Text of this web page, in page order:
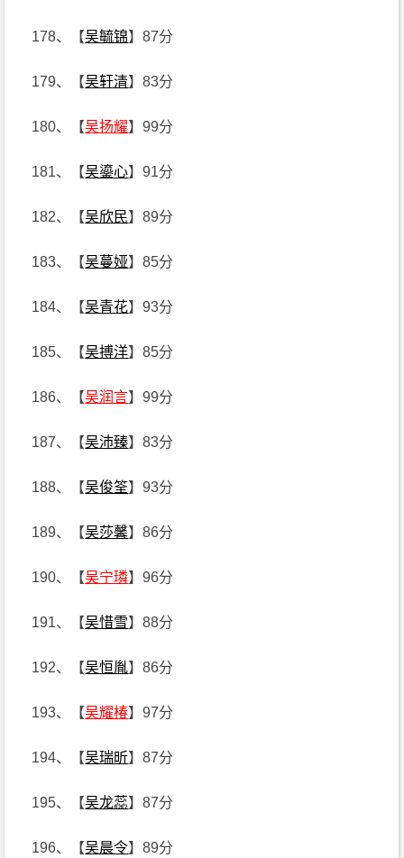
178、【吴毓锦】87分
179、【吴轩清】83分
180、【吴扬耀】99分
181、【吴鎏心】91分
182、【吴欣民】89分
183、【吴蔓娅】85分
184、【吴青花】93分
185、【吴搏洋】85分
186、【吴润言】99分
187、【吴沛臻】83分
188、【吴俊筌】93分
189、【吴莎馨】86分
190、【吴宁璘】96分
191、【吴惜雪】88分
192、【吴恒胤】86分
193、【吴耀椿】97分
194、【吴瑞昕】87分
195、【吴龙蕊】87分
196、【吴晨令】89分